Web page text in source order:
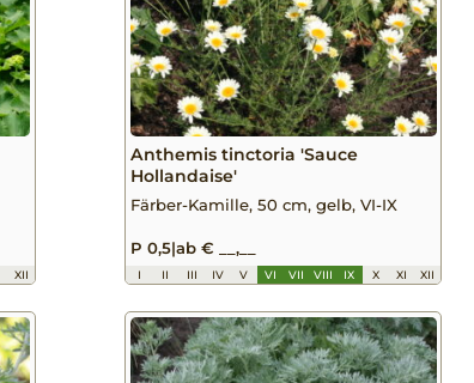
XII
Anthemis tinctoria 'Sauce
Hollandaise'
Färber-Kamille, 50 cm, gelb, VI-IX
P 0,5|ab € __,__
I II III IV V VI VII VIII IX X XI XII